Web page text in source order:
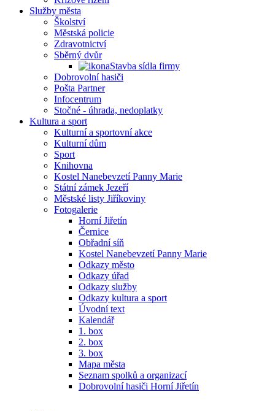
Služby města
Školství
Městská policie
Zdravotnictví
Sběrný dvůr
Stavba sídla firmy
Dobrovolní hasiči
Pošta Partner
Infocentrum
Stočné - úhrada, nedoplatky
Kultura a sport
Kulturní a sportovní akce
Kulturní dům
Sport
Knihovna
Kostel Nanebevzetí Panny Marie
Státní zámek Jezeří
Městské listy Jiříkoviny
Fotogalerie
Horní Jiřetín
Černice
Obřadní síň
Kostel Nanebevzetí Panny Marie
Odkazy město
Odkazy úřad
Odkazy služby
Odkazy kultura a sport
Úvodní text
Kalendář
1. box
2. box
3. box
Mapa města
Seznam spolků a organizací
Dobrovolní hasiči Horní Jiřetín